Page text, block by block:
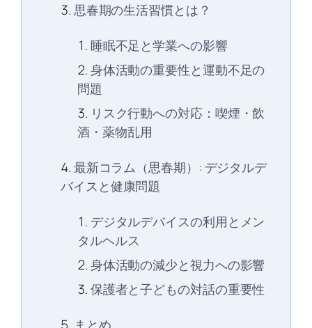
思春期の生活習慣とは？
睡眠不足と学業への影響
身体活動の重要性と運動不足の
問題
リスク行動への対応：喫煙・飲
酒・薬物乱用
最新コラム（思春期）: デジタルデ
バイスと健康問題
デジタルデバイスの利用とメン
タルヘルス
身体活動の減少と視力への影響
保護者と子どもの対話の重要性